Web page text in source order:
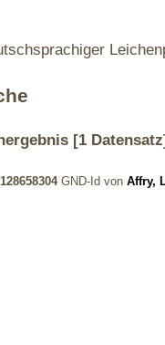
[1
128658304GND-Id von Affry,